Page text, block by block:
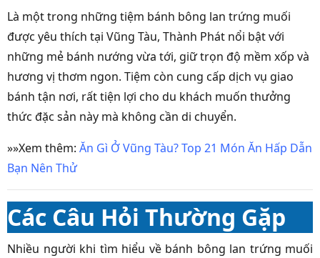
Là một trong những tiệm bánh bông lan trứng muối
được yêu thích tại Vũng Tàu, Thành Phát nổi bật với
những mẻ bánh nướng vừa tới, giữ trọn độ mềm xốp và
hương vị thơm ngon. Tiệm còn cung cấp dịch vụ giao
bánh tận nơi, rất tiện lợi cho du khách muốn thưởng
thức đặc sản này mà không cần di chuyển.
»»Xem thêm: Ăn Gì Ở Vũng Tàu? Top 21 Món Ăn Hấp Dẫn
Bạn Nên Thử
Các Câu Hỏi Thường Gặp
Nhiều người khi tìm hiểu về bánh bông lan trứng muối